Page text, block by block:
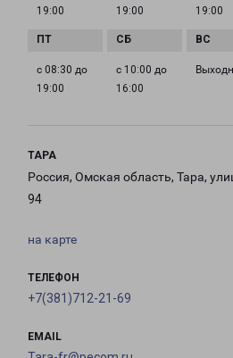
19:00 19:00 19:00
с 08:30 до
19:00
с 10:00 до
16:00
ТАРА
Россия, Омская область, Тара,
94
на карте
ТЕЛЕФОН
+7(381)712-21-69
EMAIL